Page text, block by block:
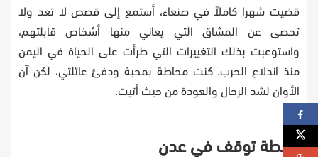
قضيت شهرا كاملاً في صنعاء، أستمع إلى قصص لا تعد ولا
تحصى عن المشاق التي يعاني منها أشخاص قابلتهم،
واستوعبت بذلك التغييرات التي طرأت على الحياة في اليمن
منذ اندلاع الحرب. كنت محاطة بمحبة ودفئ عائلتي، لكن آن
الأوان لشد الرحال والعودة من حيث أتيت.
محطة توقف في عدن